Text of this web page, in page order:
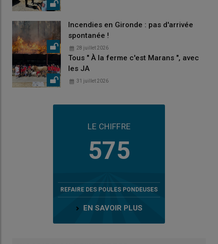
Incendies en Gironde : pas d'arrivée
spontanée !
28 juillet 2026
Tous " À la ferme c'est Marans ", avec
les JA
31 juillet 2026
LE CHIFFRE
575
REFAIRE DES POULES PONDEUSES
EN SAVOIR PLUS